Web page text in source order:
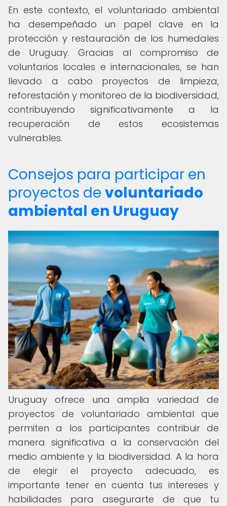
En este contexto, el voluntariado ambiental
ha desempeñado un papel clave en la
protección y restauración de los humedales
de Uruguay. Gracias al compromiso de
voluntarios locales e internacionales, se han
llevado a cabo proyectos de limpieza,
reforestación y monitoreo de la biodiversidad,
contribuyendo significativamente a la
recuperación de estos ecosistemas
vulnerables.
Consejos para participar en
proyectos de voluntariado
ambiental en Uruguay
Uruguay ofrece una amplia variedad de
proyectos de voluntariado ambiental que
permiten a los participantes contribuir de
manera significativa a la conservación del
medio ambiente y la biodiversidad. A la hora
de elegir el proyecto adecuado, es
importante tener en cuenta tus intereses y
habilidades para asegurarte de que tu